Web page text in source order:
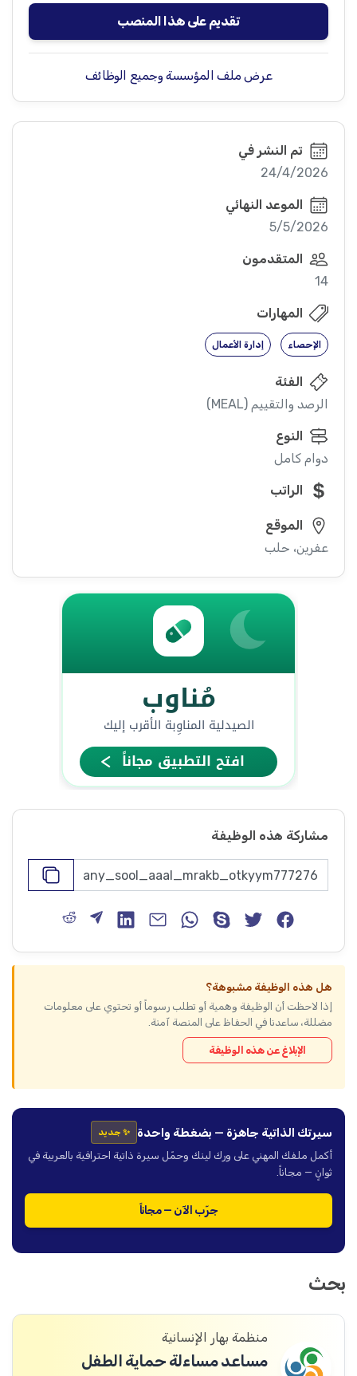
تقديم على هذا المنصب
عرض ملف المؤسسة وجميع الوظائف
تم النشر في
24/4/2026
الموعد النهائي
5/5/2026
المتقدمون
14
المهارات
الإحصاء إدارة الأعمال
الفئة
الرصد والتقييم (MEAL)
النوع
دوام كامل
الراتب
الموقع
عفرين، حلب
مشاركة هذه الوظيفة
هل هذه الوظيفة مشبوهة؟
إذا لاحظت أن الوظيفة وهمية أو تطلب رسوماً أو تحتوي على معلومات
مضللة، ساعدنا في الحفاظ على المنصة آمنة.
الإبلاغ عن هذه الوظيفة
سيرتك الذاتية جاهزة — بضغطة واحدة ✨ جديد
أكمل ملفك المهني على ورك لينك وحمّل سيرة ذاتية احترافية بالعربية في
ثوانٍ — مجاناً.
جرّب الآن — مجاناً
بحث
منظمة بهار الإنسانية
مساعد مساءلة حماية الطفل